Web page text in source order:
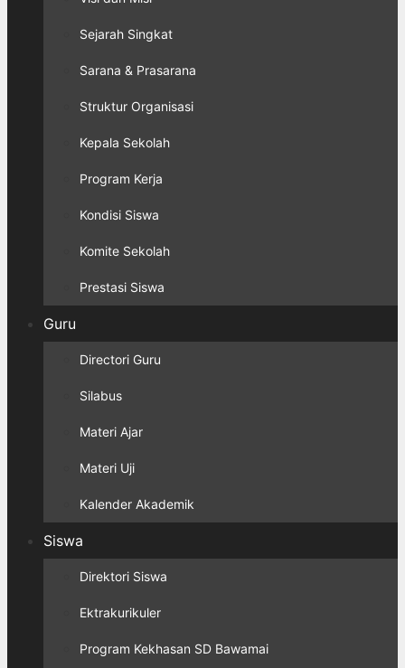
Sejarah Singkat
Sarana & Prasarana
Struktur Organisasi
Kepala Sekolah
Program Kerja
Kondisi Siswa
Komite Sekolah
Prestasi Siswa
Guru
Directori Guru
Silabus
Materi Ajar
Materi Uji
Kalender Akademik
Siswa
Direktori Siswa
Ektrakurikuler
Program Kekhasan SD Bawamai